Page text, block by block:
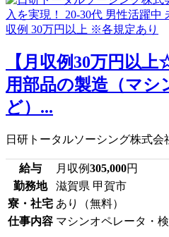
【月収例30万円以
用部品の製造（マシ
ど）...
日研トータルソーシング株式会
給与 月収例305,000円
勤務地
滋賀県 甲賀市
寮・社宅 あり（無料）
仕事内容 マシンオペレータ・